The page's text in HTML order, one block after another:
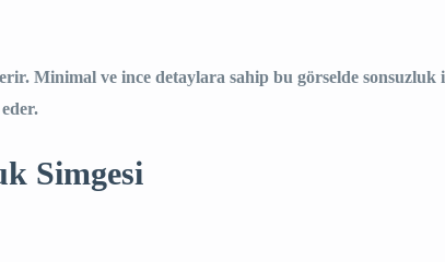
Minimal ve ince detaylara sahip bu görselde sonsuzluk
Simgesi